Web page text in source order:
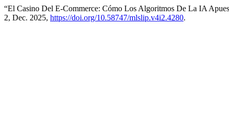
“El Casino Del E-Commerce: Cómo Los Algoritmos De La IA
2, Dec. 2025, https://doi.org/10.58747/mlslip.v4i2.4280.